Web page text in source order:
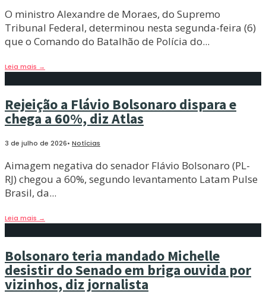
O ministro Alexandre de Moraes, do Supremo
Tribunal Federal, determinou nesta segunda-feira (6)
que o Comando do Batalhão de Polícia do...
Leia mais →
Rejeição a Flávio Bolsonaro dispara e
chega a 60%, diz Atlas
3 de julho de 2026• Notícias
Aimagem negativa do senador Flávio Bolsonaro (PL-
RJ) chegou a 60%, segundo levantamento Latam Pulse
Brasil, da...
Leia mais →
Bolsonaro teria mandado Michelle
desistir do Senado em briga ouvida por
vizinhos, diz jornalista